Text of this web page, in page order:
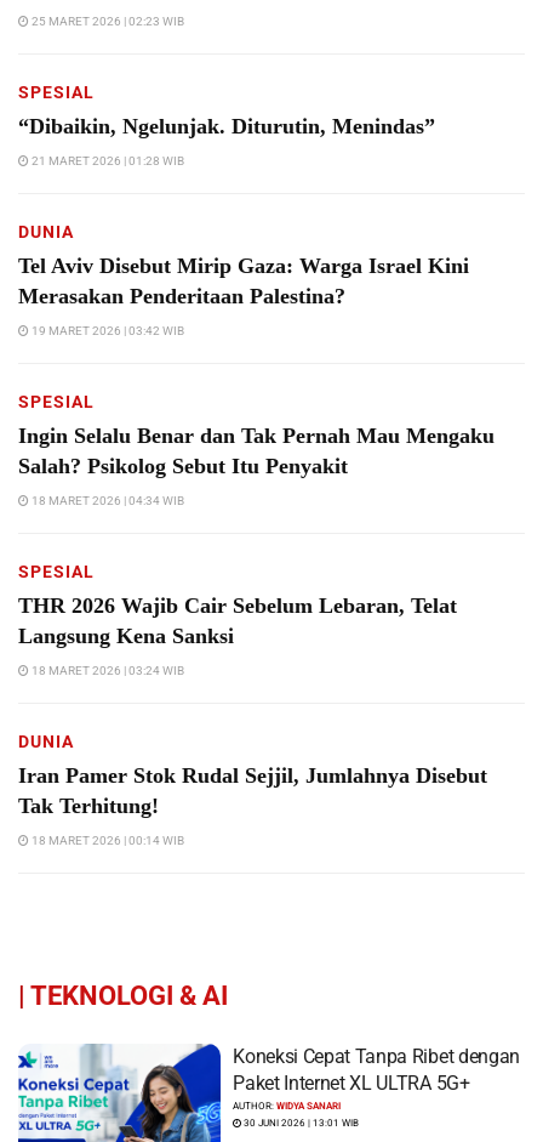
25 MARET 2026 | 02:23 WIB
SPESIAL
“Dibaikin, Ngelunjak. Diturutin, Menindas”
21 MARET 2026 | 01:28 WIB
DUNIA
Tel Aviv Disebut Mirip Gaza: Warga Israel Kini
Merasakan Penderitaan Palestina?
19 MARET 2026 | 03:42 WIB
SPESIAL
Ingin Selalu Benar dan Tak Pernah Mau Mengaku
Salah? Psikolog Sebut Itu Penyakit
18 MARET 2026 | 04:34 WIB
SPESIAL
THR 2026 Wajib Cair Sebelum Lebaran, Telat
Langsung Kena Sanksi
18 MARET 2026 | 03:24 WIB
DUNIA
Iran Pamer Stok Rudal Sejjil, Jumlahnya Disebut
Tak Terhitung!
18 MARET 2026 | 00:14 WIB
| TEKNOLOGI & AI
Koneksi Cepat Tanpa Ribet dengan
Paket Internet XL ULTRA 5G+
AUTHOR:WIDYA SANARI
30 JUNI 2026 | 13:01 WIB